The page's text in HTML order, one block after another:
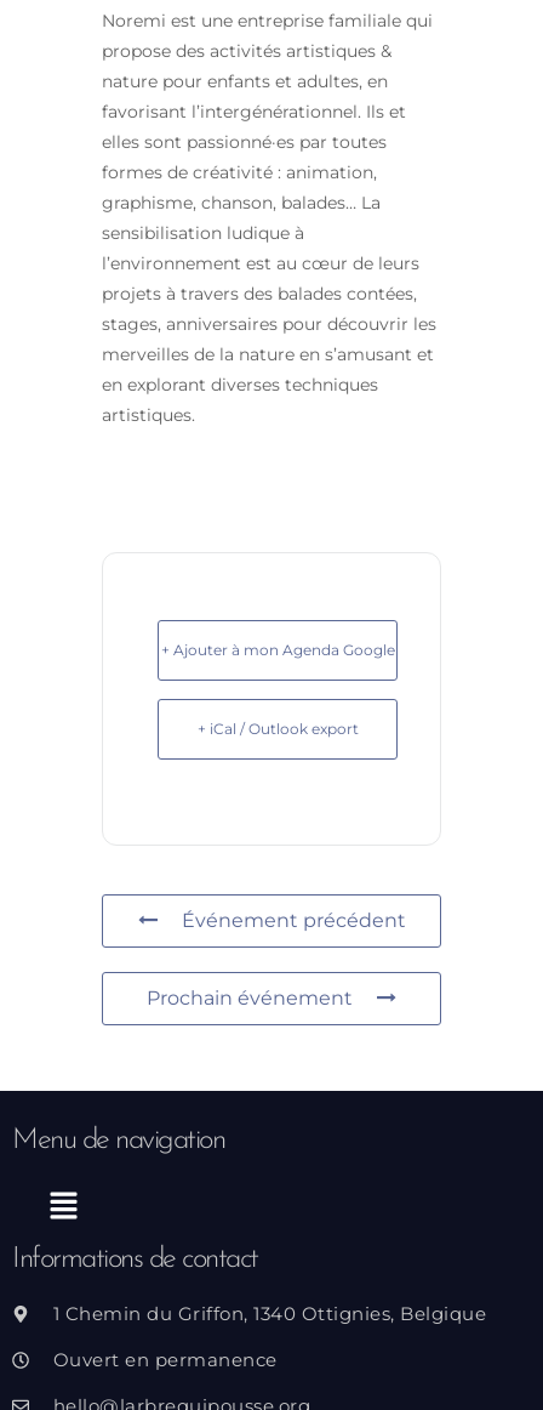
Noremi est une entreprise familiale qui
propose des activités artistiques &
nature pour enfants et adultes, en
favorisant l’intergénérationnel. Ils et
elles sont passionné·es par toutes
formes de créativité : animation,
graphisme, chanson, balades… La
sensibilisation ludique à
l’environnement est au cœur de leurs
projets à travers des balades contées,
stages, anniversaires pour découvrir les
merveilles de la nature en s’amusant et
en explorant diverses techniques
artistiques.
+ Ajouter à mon Agenda Google
+ iCal / Outlook export
Événement précédent
Prochain événement
Menu de navigation
Menu
Informations de contact
1 Chemin du Griffon, 1340 Ottignies, Belgique
Ouvert en permanence
hello@larbrequipousse.org